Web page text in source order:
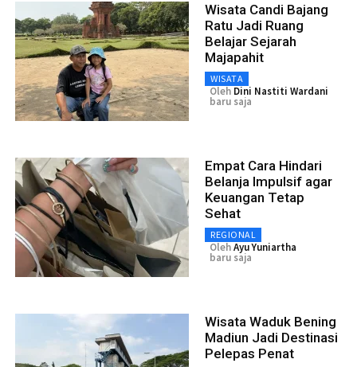
Wisata Candi Bajang
Ratu Jadi Ruang
Belajar Sejarah
Majapahit
WISATA
Oleh Dini Nastiti Wardani
baru saja
Empat Cara Hindari
Belanja Impulsif agar
Keuangan Tetap
Sehat
REGIONAL
OlehAyu Yuniartha
baru saja
Wisata Waduk Bening
Madiun Jadi Destinasi
Pelepas Penat